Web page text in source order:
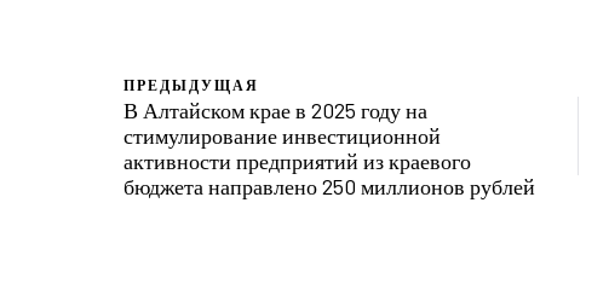
ПРЕДЫДУЩАЯ
В Алтайском крае в 2025 году на
стимулирование инвестиционной
активности предприятий из краевого
бюджета направлено 250 миллионов рублей